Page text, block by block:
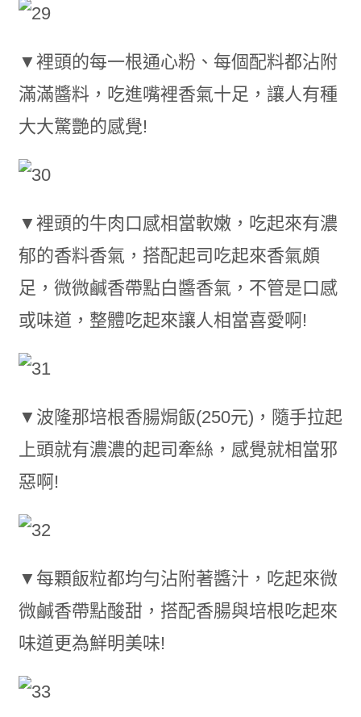
▼裡頭的每一根通心粉、每個配料都沾附
滿滿醬料，吃進嘴裡香氣十足，讓人有種
大大驚艷的感覺!
▼裡頭的牛肉口感相當軟嫩，吃起來有濃
郁的香料香氣，搭配起司吃起來香氣頗
足，微微鹹香帶點白醬香氣，不管是口感
或味道，整體吃起來讓人相當喜愛啊!
▼波隆那培根香腸焗飯(250元)，隨手拉起
上頭就有濃濃的起司牽絲，感覺就相當邪
惡啊!
▼每顆飯粒都均勻沾附著醬汁，吃起來微
微鹹香帶點酸甜，搭配香腸與培根吃起來
味道更為鮮明美味!